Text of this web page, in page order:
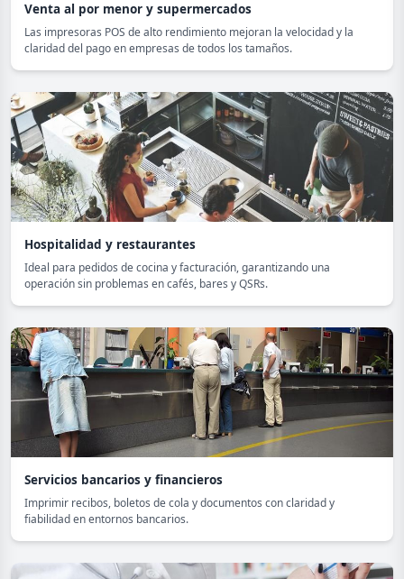
Venta al por menor y supermercados
Las impresoras POS de alto rendimiento mejoran la velocidad y la
claridad del pago en empresas de todos los tamaños.
Hospitalidad y restaurantes
Ideal para pedidos de cocina y facturación, garantizando una
operación sin problemas en cafés, bares y QSRs.
Servicios bancarios y financieros
Imprimir recibos, boletos de cola y documentos con claridad y
fiabilidad en entornos bancarios.